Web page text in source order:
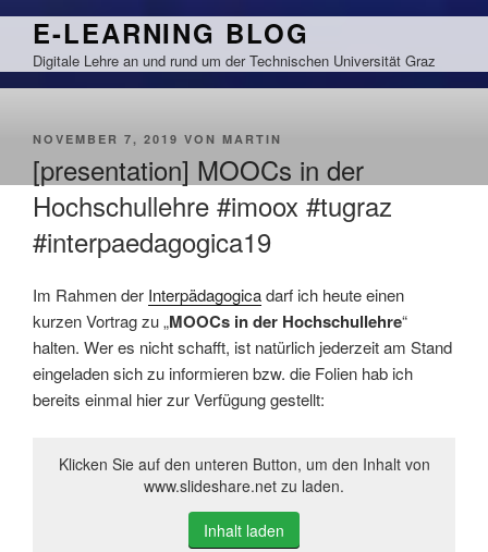
Zum
springen
E-LEARNING BLOG
Digitale Lehre an und rund um der Technischen Universität Graz
VERÖFFENTLICHT
NOVEMBER 7, 2019 VON MARTIN
[presentation] MOOCs in der
Hochschullehre #imoox #tugraz
#interpaedagogica19
Im Rahmen der Interpädagogicadarf ich heute einen
kurzen Vortrag zu „MOOCs in der Hochschullehre“
halten. Wer es nicht schafft, ist natürlich jederzeit am Stand
eingeladen sich zu informieren bzw. die Folien hab ich
bereits einmal hier zur Verfügung gestellt:
Klicken Sie auf den unteren Button, um den Inhalt von
www.slideshare.net zu laden.
Inhalt laden